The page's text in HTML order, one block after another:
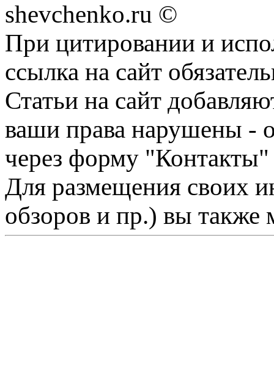
shevchenko.ru ©
При цитировании и
ссылка на сайт
Статьи на сайт
ваши права нарушены -
через форму "Контакты"
Для размещения своих
обзоров и пр.) вы также